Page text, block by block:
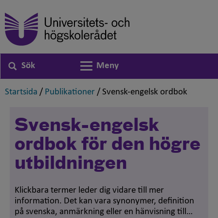
Sök
Växla navigering
Meny
Startsida ,
/ Publikationer ,
/ Svensk-engelsk ordbok
Svensk-engelsk
ordbok för den högre
utbildningen
Klickbara termer leder dig vidare till mer
information. Det kan vara synonymer, definition
på svenska, anmärkning eller en hänvisning till